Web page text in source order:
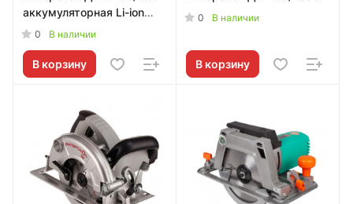
аккумуляторная Li-ion
АПИ (кейс, без
зарядного устройства)
0 В наличии
В корзину
0 В наличии
В корзину